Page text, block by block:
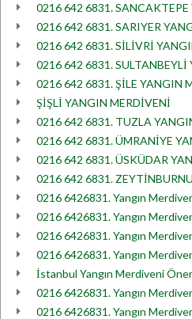
0216 642 6831.
0216 642 6831. SARIYER
0216 642 6831. SİLİVRİ
0216 642 6831.
0216 642 6831. ŞİLE YANGIN
ŞİŞLİ YANGIN MERDİVENİ
0216 642 6831. TUZLA
0216 642 6831. ÜMRANİYE
0216 642 6831. ÜSKÜDAR
0216 642 6831.
0216 6426831. Yangın
0216 6426831. Yangın
0216 6426831. Yangın
0216 6426831. Yangın
İstanbul Yangın Merdiveni
0216 6426831. Yangın
0216 6426831. Yangın